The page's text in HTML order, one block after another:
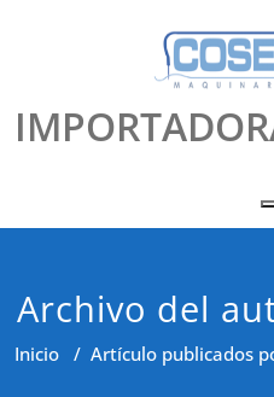
Archivo del
Inicio / Artículo publicados